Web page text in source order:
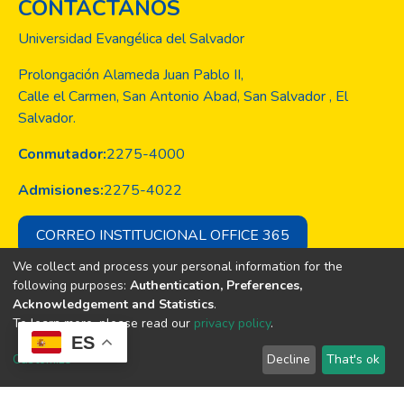
ES
CONTACTANOS
Universidad Evangélica del Salvador
Prolongación Alameda Juan Pablo II,
Calle el Carmen, San Antonio Abad, San Salvador , El
Salvador.
Conmutador:2275-4000
Admisiones:2275-4022
CORREO INSTITUCIONAL OFFICE 365
Copyright © Todos los derechos son
de la Universidad Evangélica de El
We collect and process your personal information for the
following purposes: Authentication, Preferences,
Acknowledgement and Statistics.
To learn more, please read our privacy policy.
Customize Decline That's ok